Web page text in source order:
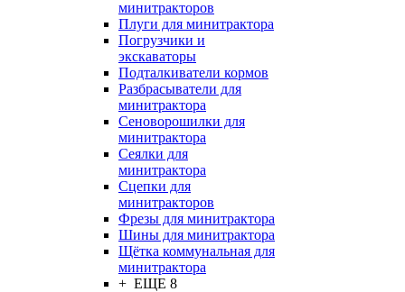
минитракторов
Плуги для минитрактора
Погрузчики и
экскаваторы
Подталкиватели кормов
Разбрасыватели для
минитрактора
Сеноворошилки для
минитрактора
Сеялки для
минитрактора
Сцепки для
минитракторов
Фрезы для минитрактора
Шины для минитрактора
Щётка коммунальная для
минитрактора
+ ЕЩЕ 8